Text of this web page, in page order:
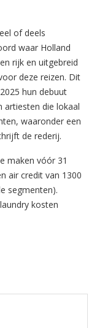
of deels
waar Holland
rijk en uitgebreid
deze reizen. Dit
hun debuut
artiesten die lokaal
waaronder een
de rederij.
maken vóór 31
air credit van 1300
segmenten).
kosten